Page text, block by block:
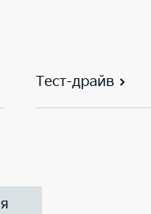
Тест-драйв